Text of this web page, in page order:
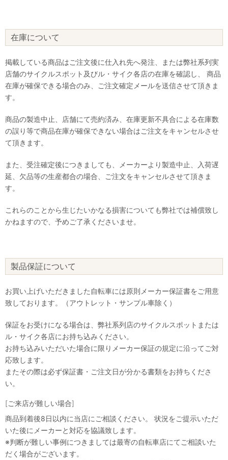
在庫について
掲載している商品はご注文後に仕入れ先へ発注、または弊社系列実
店舗のサイクルスポット及びル・サイク各店の在庫を確認し、 商品
在庫が確保できる場合のみ、ご注文確定メールを送信させて頂きま
す。
商品の製造中止、店舗にて売約済み、在庫更新不具合による在庫数
の誤り等で商品在庫が確保できない場合はご注文をキャンセルさせ
て頂きます。
また、受注確定後につきましても、メーカーより製造中止、入荷遅
延、欠品等の生産都合の場合、ご注文をキャンセルさせて頂きま
す。
これらのことから生じたいかなる損害についても弊社では補償致し
かねますので、予めご了承くださいませ。
製品保証について
お買い上げいただきました自転車には原則メーカー保証書をご用意
致しております。（アウトレット・サンプル車除く）
保証をお受けになる場合は、弊社系列店のサイクルスポットまたは
ル・サイク各店にお持ち込みください。
お持ち込みいただいた場合に限りメーカー保証の規定に沿ってご対
応致します。
またその際は必ず保証書・ご注文日が分かる書類をお持ちくださ
い。
[ご来店が難しい場合]
商品到着後8日以内に当店にご相談ください。 状況をご提示いただ
いた後にメーカーと対応を協議致します。
※判断が難しい事例につきましては最寄の自転車店にてご相談いた
だく場合がございます。